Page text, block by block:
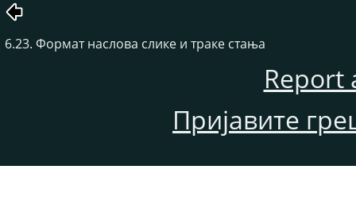
6.23. Формат наслова слике и траке стања
Report
Пријавите